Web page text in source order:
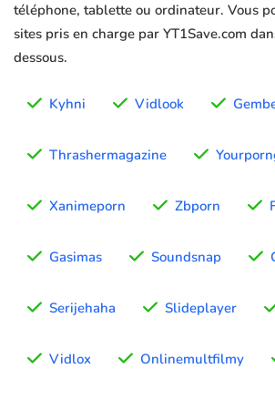
téléphone, tablette ou ordinateur. Vous
sites pris en charge par YT1Save.com
dessous.
Kyhni Vidlook
Thrashermagazine
Xanimeporn Zbporn
Gasimas Soundsnap
Serijehaha Slideplayer
Vidlox Onlinemultfilmy